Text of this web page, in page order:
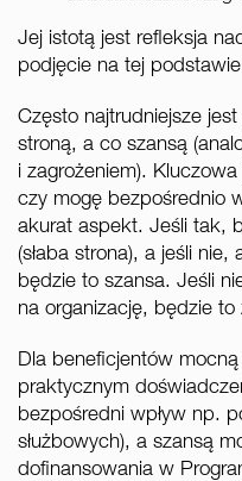
Jej istotą jest refleksja
podjęcie na tej
Często najtrudniejsze
stroną, a co szansą
i zagrożeniem).
czy mogę bezpośrednio
akurat aspekt. Jeśli tak,
(słaba strona), a jeśli
będzie to szansa. Jeśli
na organizację, będzie to
Dla beneficjentów
praktycznym
bezpośredni wpływ np.
służbowych), a szansą
dofinansowania w